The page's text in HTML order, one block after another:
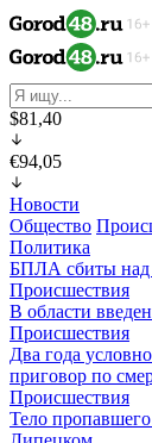
$81,40
€94,05
Новости
Общество
Политика
БПЛА сбиты над
Происшествия
В области
Происшествия
Два года
приговор по
Происшествия
Тело